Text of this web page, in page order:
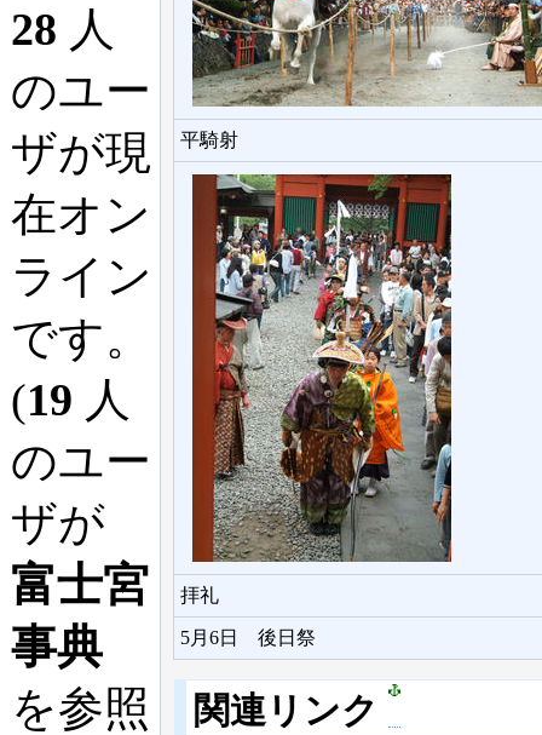
28 人
のユー
ザが現
在オン
ライン
です。
(19 人
のユー
ザが
富士宮
事典
を参照
平騎射
拝礼
5月6日 後日祭
関連リンク